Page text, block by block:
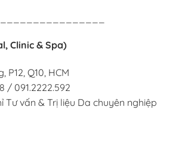
Clinic & Spa)
P12, Q10, HCM
/ 091.2222.592
Tư vấn & Trị liệu Da chuyên nghiệp